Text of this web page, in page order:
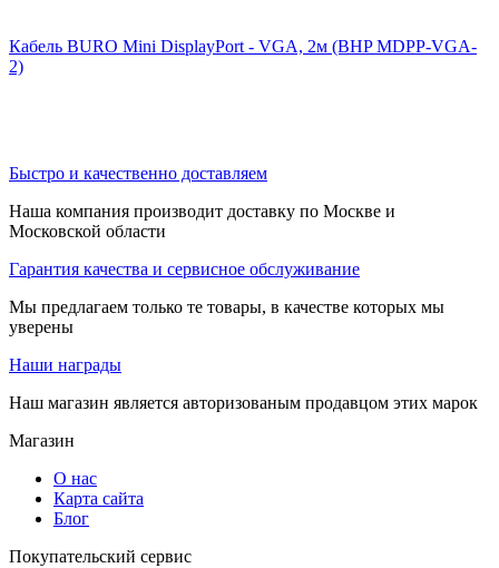
Кабель BURO Mini DisplayPort - VGA, 2м (BHP MDPP-VGA-
2)
Быстро и качественно доставляем
Наша компания производит доставку по Москве и
Московской области
Гарантия качества и сервисное обслуживание
Мы предлагаем только те товары, в качестве которых мы
уверены
Наши награды
Наш магазин является авторизованым продавцом этих марок
Магазин
О нас
Карта сайта
Блог
Покупательский сервис